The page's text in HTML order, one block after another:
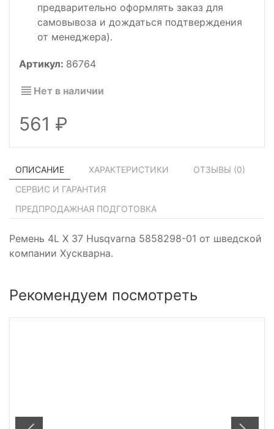
предварительно оформлять заказ для
самовывоза и дождаться подтверждения
от менеджера).
Артикул: 86764
Нет в наличии
561
ОПИСАНИЕ ХАРАКТЕРИСТИКИ ОТЗЫВЫ (0)
СЕРВИС И ГАРАНТИЯ
ПРЕДПРОДАЖНАЯ ПОДГОТОВКА
Ремень 4L X 37 Husqvarna 5858298-01 от шведской
компании Хускварна.
Рекомендуем посмотреть